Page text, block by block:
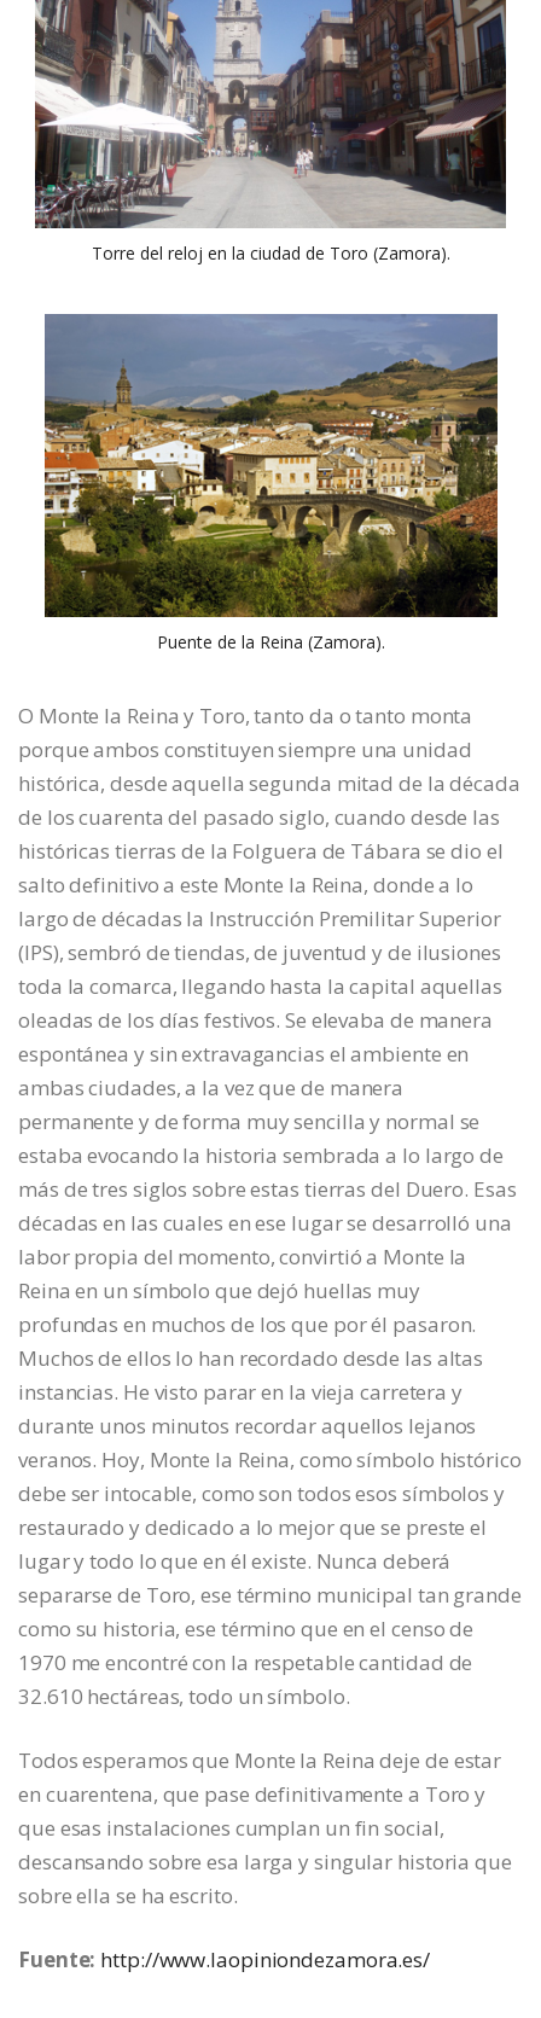
Torre del reloj en la ciudad de Toro (Zamora).
Puente de la Reina (Zamora).
O Monte la Reina y Toro, tanto da o tanto monta
porque ambos constituyen siempre una unidad
histórica, desde aquella segunda mitad de la década
de los cuarenta del pasado siglo, cuando desde las
históricas tierras de la Folguera de Tábara se dio el
salto definitivo a este Monte la Reina, donde a lo
largo de décadas la Instrucción Premilitar Superior
(IPS), sembró de tiendas, de juventud y de ilusiones
toda la comarca, llegando hasta la capital aquellas
oleadas de los días festivos. Se elevaba de manera
espontánea y sin extravagancias el ambiente en
ambas ciudades, a la vez que de manera
permanente y de forma muy sencilla y normal se
estaba evocando la historia sembrada a lo largo de
más de tres siglos sobre estas tierras del Duero. Esas
décadas en las cuales en ese lugar se desarrolló una
labor propia del momento, convirtió a Monte la
Reina en un símbolo que dejó huellas muy
profundas en muchos de los que por él pasaron.
Muchos de ellos lo han recordado desde las altas
instancias. He visto parar en la vieja carretera y
durante unos minutos recordar aquellos lejanos
veranos. Hoy, Monte la Reina, como símbolo histórico
debe ser intocable, como son todos esos símbolos y
restaurado y dedicado a lo mejor que se preste el
lugar y todo lo que en él existe. Nunca deberá
separarse de Toro, ese término municipal tan grande
como su historia, ese término que en el censo de
1970 me encontré con la respetable cantidad de
32.610 hectáreas, todo un símbolo.
Todos esperamos que Monte la Reina deje de estar
en cuarentena, que pase definitivamente a Toro y
que esas instalaciones cumplan un fin social,
descansando sobre esa larga y singular historia que
sobre ella se ha escrito.
Fuente: http://www.laopiniondezamora.es/